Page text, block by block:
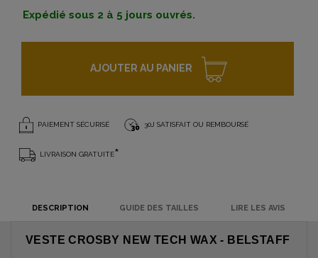
Expédié sous 2 à 5 jours ouvrés.
AJOUTER AU PANIER
PAIEMENT SÉCURISÉ 30J SATISFAIT OU REMBOURSÉ
LIVRAISON GRATUITE*
DESCRIPTION GUIDE DES TAILLES LIRE LES AVIS
VESTE CROSBY NEW TECH WAX - BELSTAFF